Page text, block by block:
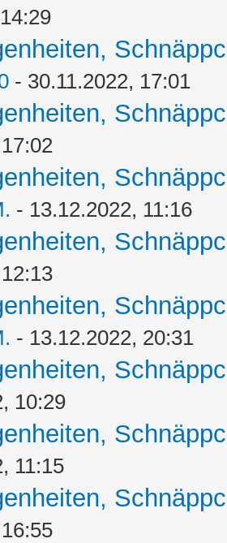
- 30.11.2022, 17:01
- 13.12.2022, 11:16
- 13.12.2022, 20:31
10:29
11:15